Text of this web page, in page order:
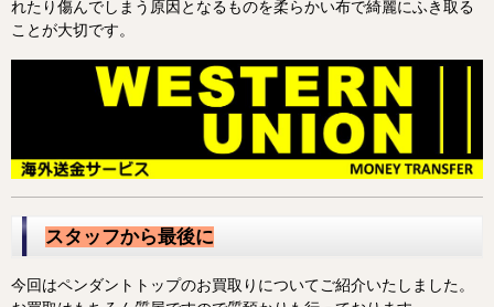
れたり傷んでしまう原因となるものを柔らかい布で綺麗にふき取る
ことが大切です。
スタッフから最後に
今回はペンダントトップのお買取りについてご紹介いたしました。